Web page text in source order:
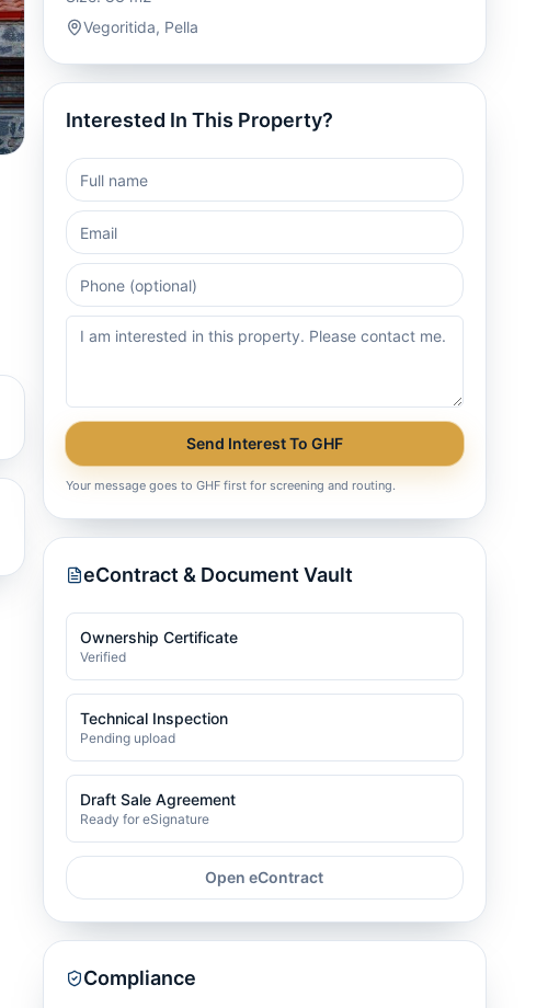
Vegoritida, Pella
Interested In This Property?
Send Interest To GHF
Your message goes to GHF first for screening and routing.
eContract & Document Vault
Ownership Certificate
Verified
Technical Inspection
Pending upload
Draft Sale Agreement
Ready for eSignature
Open eContract
Compliance